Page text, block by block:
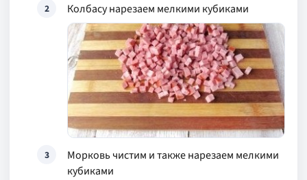
2 Колбасу нарезаем мелкими кубиками
3
Морковь чистим и также нарезаем мелкими
кубиками